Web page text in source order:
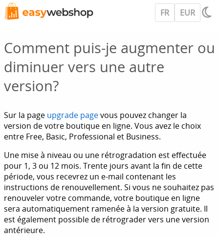
FR EUR
Comment puis-je augmenter ou
diminuer vers une autre
version?
Sur la page upgrade pagevous pouvez changer la
version de votre boutique en ligne. Vous avez le choix
entre Free, Basic, Professional et Business.
Une mise à niveau ou une rétrogradation est effectuée
pour 1, 3 ou 12 mois. Trente jours avant la fin de cette
période, vous recevrez un e-mail contenant les
instructions de renouvellement. Si vous ne souhaitez pas
renouveler votre commande, votre boutique en ligne
sera automatiquement ramenée à la version gratuite. Il
est également possible de rétrograder vers une version
antérieure.